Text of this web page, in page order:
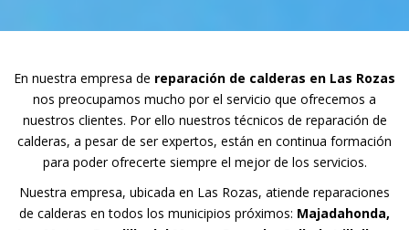
En nuestra empresa de reparación de calderas en Las Rozas
nos preocupamos mucho por el servicio que ofrecemos a
nuestros clientes. Por ello nuestros técnicos de reparación de
calderas, a pesar de ser expertos, están en continua formación
para poder ofrecerte siempre el mejor de los servicios.
Nuestra empresa, ubicada en Las Rozas, atiende reparaciones
de calderas en todos los municipios próximos: Majadahonda,